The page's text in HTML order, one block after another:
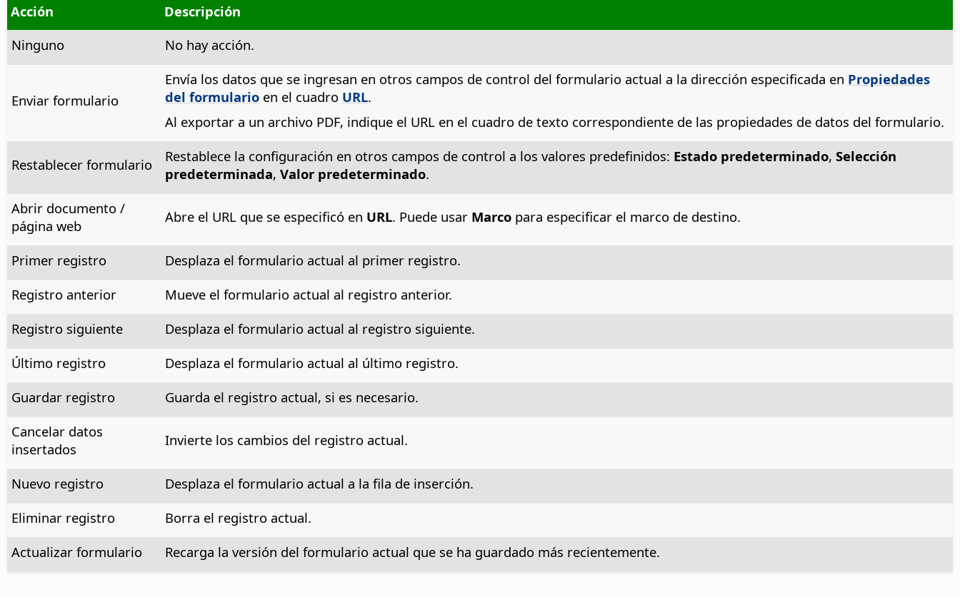
Acción
Descripción
Ninguno
No hay acción.
Enviar formulario
Envía los datos que se ingresan en otros campos de control del formulario actual a la dirección especificada en Propiedades
del formularioen el cuadro URL.
Al exportar a un archivo PDF, indique el URL en el cuadro de texto correspondiente de las propiedades de datos del formulario.
Restablecer formulario Restablece la configuración en otros campos de control a los valores predefinidos: Estado predeterminado, Selección
predeterminada, Valor predeterminado.
Abrir documento /
página web
Abre el URL que se especificó en URL. Puede usar Marcopara especificar el marco de destino.
Primer registro
Desplaza el formulario actual al primer registro.
Registro anterior
Mueve el formulario actual al registro anterior.
Registro siguiente
Desplaza el formulario actual al registro siguiente.
Último registro
Desplaza el formulario actual al último registro.
Guardar registro
Guarda el registro actual, si es necesario.
Cancelar datos
insertados
Invierte los cambios del registro actual.
Nuevo registro
Desplaza el formulario actual a la fila de inserción.
Eliminar registro
Borra el registro actual.
Actualizar formulario
Recarga la versión del formulario actual que se ha guardado más recientemente.